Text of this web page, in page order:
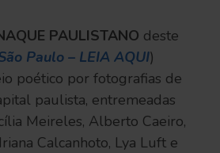
PAULISTANO deste
Paulo – LEIA AQUI)
poético por fotografias de
paulista, entremeadas
Meireles, Alberto Caeiro,
Calcanhoto, Lya Luft e